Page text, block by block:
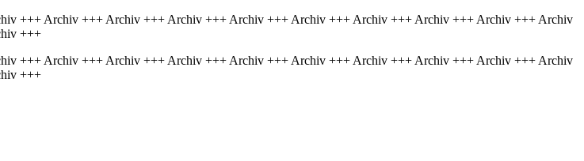
+++ Archiv +++ Archiv +++ Archiv +++ Archiv +++ Archiv +++ Archiv +++ Archiv +++ Archiv +++ Archiv
+++
+++ Archiv +++ Archiv +++ Archiv +++ Archiv +++ Archiv +++ Archiv +++ Archiv +++ Archiv +++ Archiv
+++